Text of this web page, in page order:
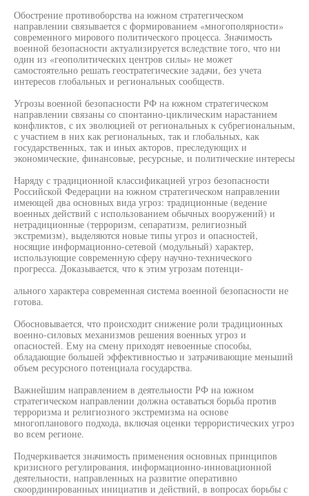
Обострение противоборства на южном стратегическом
направлении связывается с формированием «многополярности»
современного мирового политического процесса. Значимость
военной безопасности актуализируется вследствие того, что ни
один из «геополитических центров силы» не может
самостоятельно решать геостратегические задачи, без учета
интересов глобальных и региональных сообществ.
Угрозы военной безопасности РФ на южном стратегическом
направлении связаны со спонтанно-циклическим нарастанием
конфликтов, с их эволюцией от региональных к субрегиональным,
с участием в них как региональных, так и глобальных, как
государственных, так и иных акторов, преследующих и
экономические, финансовые, ресурсные, и политические интересы
Наряду с традиционной классификацией угроз безопасности
Российской Федерации на южном стратегическом направлении
имеющей два основных вида угроз: традиционные (ведение
военных действий с использованием обычных вооружений) и
нетрадиционные (терроризм, сепаратизм, религиозный
экстремизм), выделяются новые типы угроз и опасностей,
носящие информационно-сетевой (модульный) характер,
использующие современную сферу научно-технического
прогресса. Доказывается, что к этим угрозам потенци-
ального характера современная система военной безопасности не
готова.
Обосновывается, что происходит снижение роли традиционных
военно-силовых механизмов решения военных угроз и
опасностей. Ему на смену приходят невоенные способы,
обладающие большей эффективностью и затрачивающие меньший
объем ресурсного потенциала государства.
Важнейшим направлением в деятельности РФ на южном
стратегическом направлении должна оставаться борьба против
терроризма и религиозного экстремизма на основе
многопланового подхода, включая оценки террористических угроз
во всем регионе.
Подчеркивается значимость применения основных принципов
кризисного регулирования, информационно-инновационной
деятельности, направленных на развитие оперативно
скоординированных инициатив и действий, в вопросах борьбы с